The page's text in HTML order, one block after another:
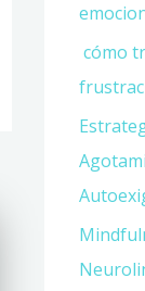
cómo